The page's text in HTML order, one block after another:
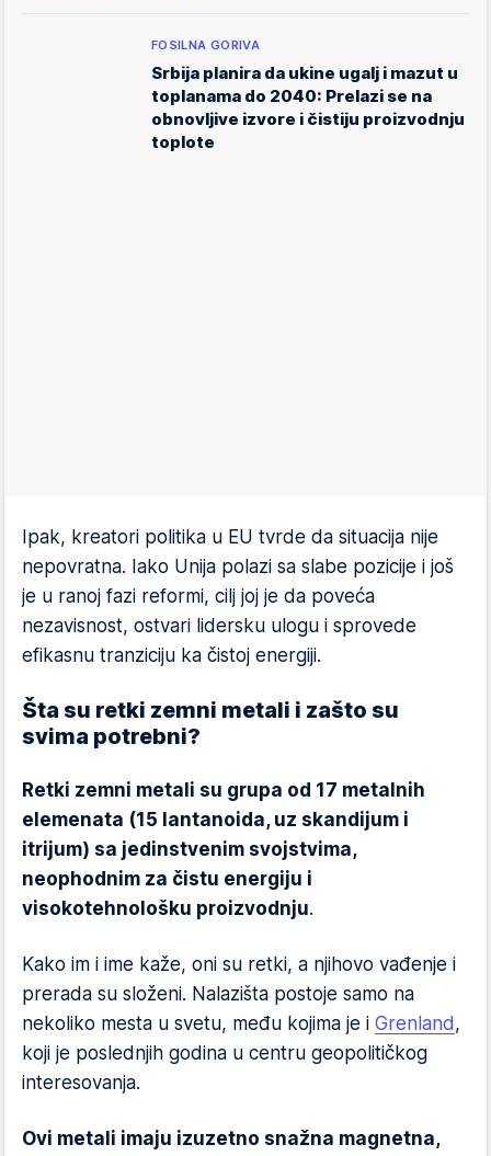
FOSILNA GORIVA
Srbija planira da ukine ugalj i mazut u
toplanama do 2040: Prelazi se na
obnovljive izvore i čistiju proizvodnju
toplote
Ipak, kreatori politika u EU tvrde da situacija nije
nepovratna. Iako Unija polazi sa slabe pozicije i još
je u ranoj fazi reformi, cilj joj je da poveća
nezavisnost, ostvari lidersku ulogu i sprovede
efikasnu tranziciju ka čistoj energiji.
Šta su retki zemni metali i zašto su
svima potrebni?
Retki zemni metali su grupa od 17 metalnih
elemenata (15 lantanoida, uz skandijum i
itrijum) sa jedinstvenim svojstvima,
neophodnim za čistu energiju i
visokotehnološku proizvodnju.
Kako im i ime kaže, oni su retki, a njihovo vađenje i
prerada su složeni. Nalazišta postoje samo na
nekoliko mesta u svetu, među kojima je i Grenland ,
koji je poslednjih godina u centru geopolitičkog
interesovanja.
Ovi metali imaju izuzetno snažna magnetna,